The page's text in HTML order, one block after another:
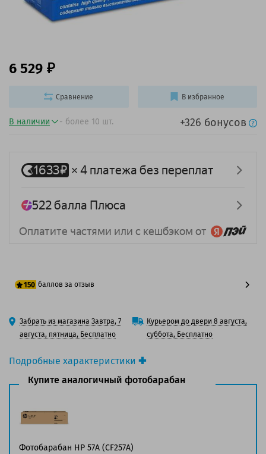
Подробные характеристики
Производитель принтера:HP
Оригинальность:
Цвет:Черный
В наличии - более 10 шт. +326 бонусов
6 529
150 баллов за отзыв
125 баллов
150 баллов
Забрать из магазина Завтра, 7
августа, пятница, Бесплатно
Курьером до двери 8 августа,
суббота, Бесплатно
Сравнение В избранное
Купите аналогичный фотобарабан
Фотобарабан HP 57A (CF257A)